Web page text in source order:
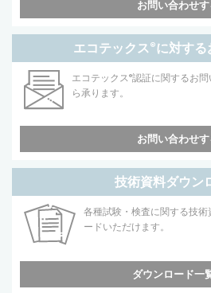
お問い合わせ
エコテックス®に対す
エコテックス®認証に関するお
ら承ります。
お問い合わせ
技術資料ダウン
各種試験・検査に関する技
ードいただけます。
ダウンロード一